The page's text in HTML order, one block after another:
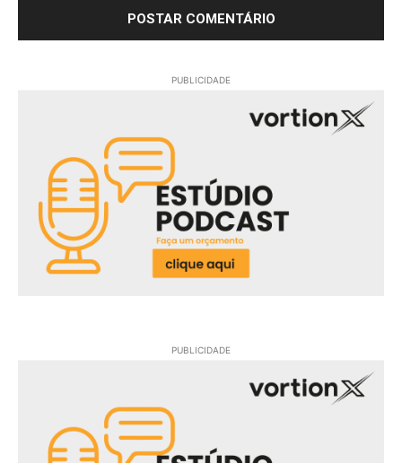
PUBLICIDADE
PUBLICIDADE